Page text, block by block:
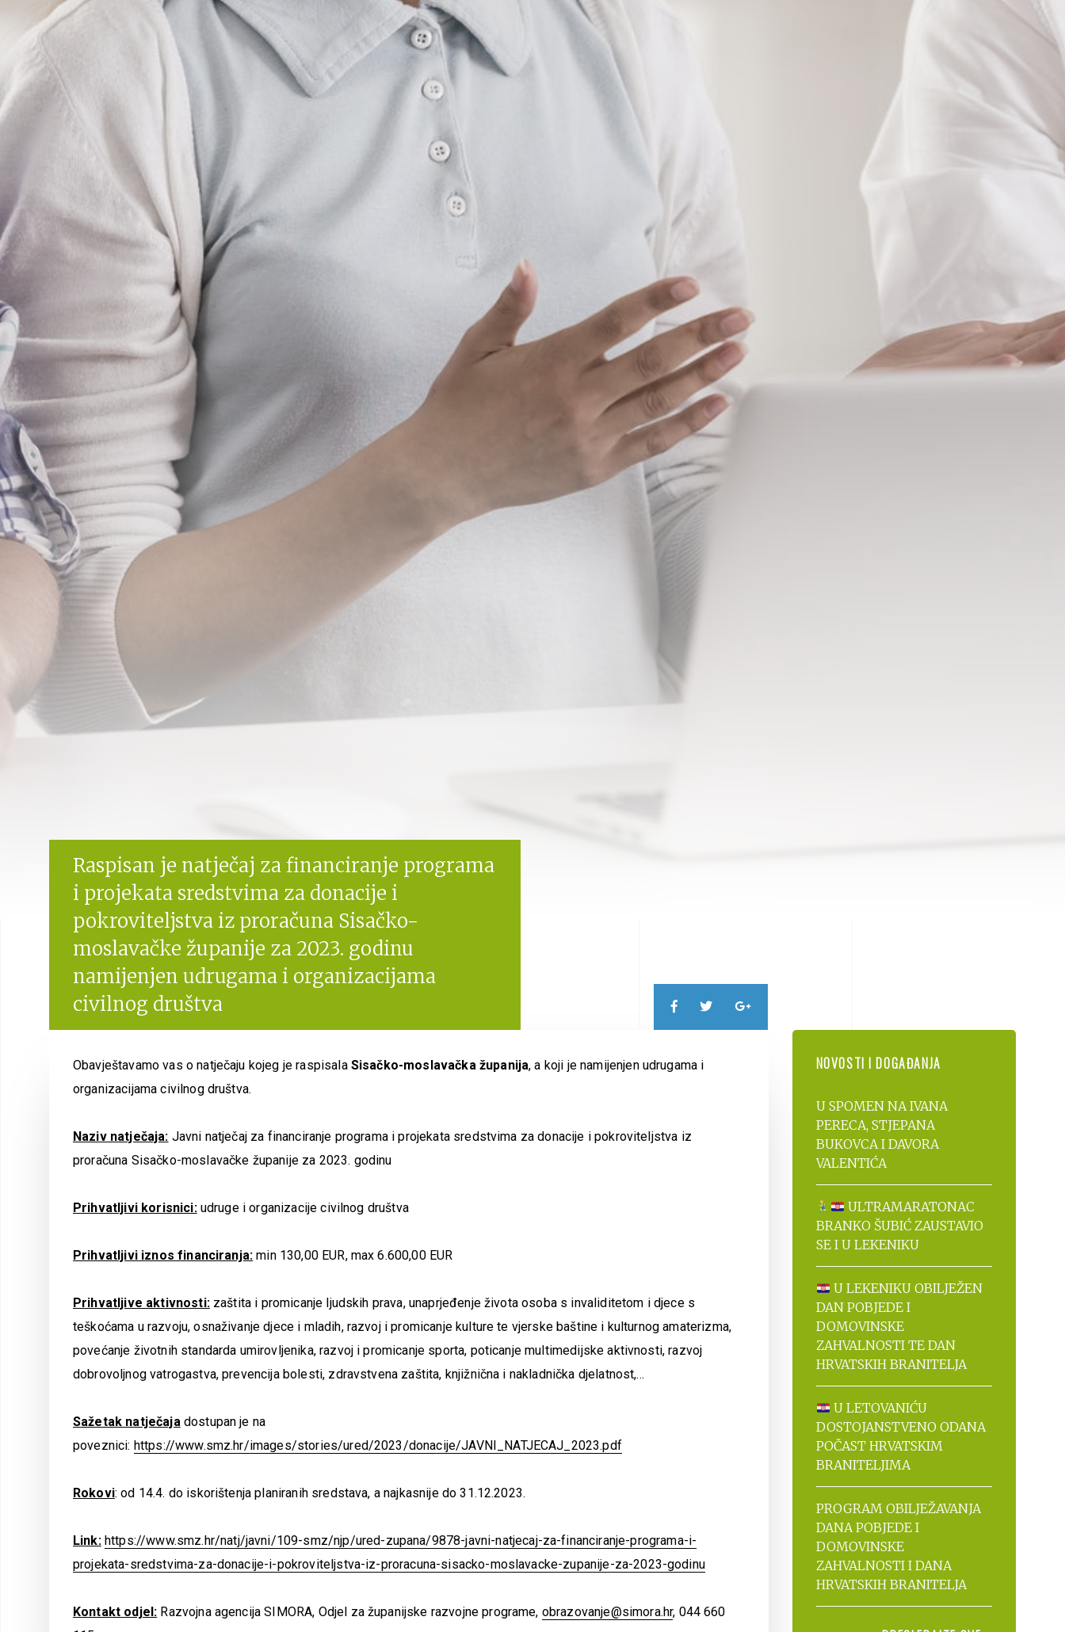
Raspisan je natječaj za financiranje programa
i projekata sredstvima za donacije i
pokroviteljstva iz proračuna Sisačko-
moslavačke županije za 2023. godinu
namijenjen udrugama i organizacijama
civilnog društva
Obavještavamo vas o natječaju kojeg je raspisala Sisačko-moslavačka županija, a koji je namijenjen udrugama i
organizacijama civilnog društva.
Naziv natječaja: Javni natječaj za financiranje programa i projekata sredstvima za donacije i pokroviteljstva iz
proračuna Sisačko-moslavačke županije za 2023. godinu
Prihvatljivi korisnici:udruge i organizacije civilnog društva
Prihvatljivi iznos financiranja: min 130,00 EUR, max 6.600,00 EUR
Prihvatljive aktivnosti:zaštita i promicanje ljudskih prava, unaprjeđenje života osoba s invaliditetom i djece s
teškoćama u razvoju, osnaživanje djece i mladih, razvoj i promicanje kulture te vjerske baštine i kulturnog amaterizma,
povećanje životnih standarda umirovljenika, razvoj i promicanje sporta, poticanje multimedijske aktivnosti, razvoj
dobrovoljnog vatrogastva, prevencija bolesti, zdravstvena zaštita, knjižnična i nakladnička djelatnost,…
Sažetak natječajadostupan je na
poveznici: https://www.smz.hr/images/stories/ured/2023/donacije/JAVNI_NATJECAJ_2023.pdf
Rokovi: od 14.4. do iskorištenja planiranih sredstava, a najkasnije do 31.12.2023.
Link: https://www.smz.hr/natj/javni/109-smz/njp/ured-zupana/9878-javni-natjecaj-za-financiranje-programa-i-
projekata-sredstvima-za-donacije-i-pokroviteljstva-iz-proracuna-sisacko-moslavacke-zupanije-za-2023-godinu
Kontakt odjel: Razvojna agencija SIMORA, Odjel za županijske razvojne programe, obrazovanje@simora.hr, 044 660
NOVOSTI I DOGAĐANJA
U SPOMEN NA IVANA
PERECA, STJEPANA
BUKOVCA I DAVORA
VALENTIĆA
ULTRAMARATONAC
BRANKO ŠUBIĆ ZAUSTAVIO
SE I U LEKENIKU
U LEKENIKU OBILJEŽEN
DAN POBJEDE I
DOMOVINSKE
ZAHVALNOSTI TE DAN
HRVATSKIH BRANITELJA
U LETOVANIĆU
DOSTOJANSTVENO ODANA
POČAST HRVATSKIM
BRANITELJIMA
PROGRAM OBILJEŽAVANJA
DANA POBJEDE I
DOMOVINSKE
ZAHVALNOSTI I DANA
HRVATSKIH BRANITELJA